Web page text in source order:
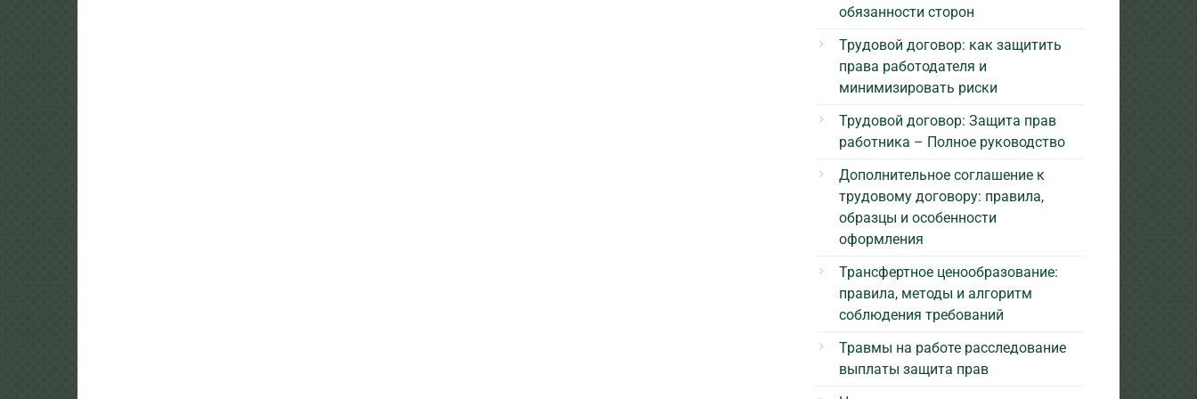
обязанности сторон
Трудовой договор: как защитить
права работодателя и
минимизировать риски
Трудовой договор: Защита прав
работника – Полное руководство
Дополнительное соглашение к
трудовому договору: правила,
образцы и особенности
оформления
Трансфертное ценообразование:
правила, методы и алгоритм
соблюдения требований
Травмы на работе расследование
выплаты защита прав